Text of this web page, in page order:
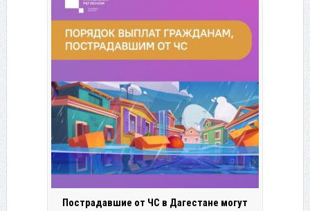
Пострадавшие от ЧС в Дагестане могут